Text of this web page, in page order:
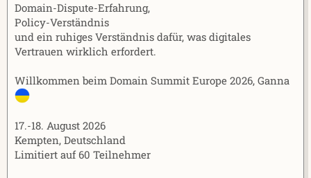
Domain-Dispute-Erfahrung,
Policy-Verständnis
und ein ruhiges Verständnis dafür, was digitales
Vertrauen wirklich erfordert.
Willkommen beim Domain Summit Europe 2026, Ganna
17.-18. August 2026
Kempten, Deutschland
Limitiert auf 60 Teilnehmer